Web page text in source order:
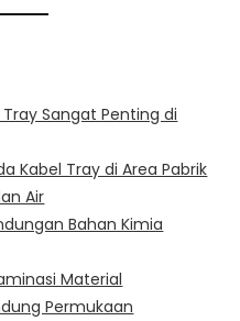
Sangat Penting di
Kabel Tray di Area Pabrik
Air
Bahan Kimia
Material
Permukaan